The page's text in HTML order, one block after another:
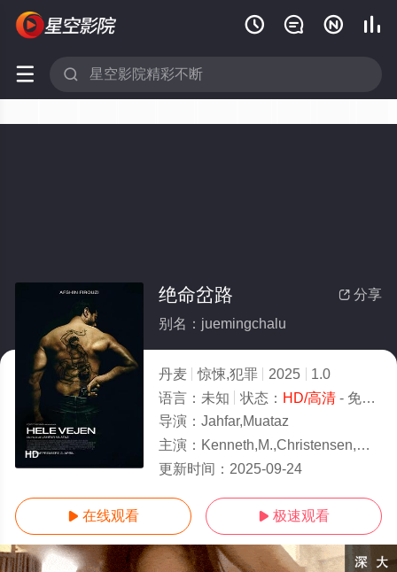
   
 
HD
 分享
绝命岔路
别名：juemingchalu
丹麦 惊悚,犯罪 2025
1.0
语言： 未知 状态： HD/高清- 免费在线观看
导演： Jahfar,Muataz
主演： Kenneth,M.,Christensen,夏洛特·菲奇,Arian,Kashef
更新时间： 2025-09-24
 在线观看  极速观看